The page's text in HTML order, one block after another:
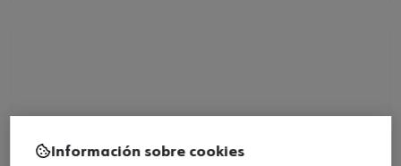
Información sobre cookies